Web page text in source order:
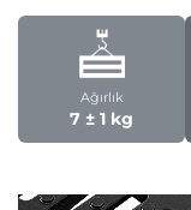
Ağırlık
7 ± 1 kg